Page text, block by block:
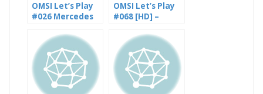
OMSI Let’s Play
#026 Mercedes
Landkreis
Glesien, Linie 764
[HD]
OMSI Let’s Play
#068 [HD] –
Schnee mit
einem O305
Schaltwagen
(1/2)